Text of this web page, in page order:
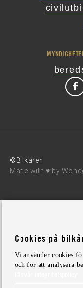
©Bilkåren
Made with ♥ by
Cookies på
Vi använder cookies
och för att analysera